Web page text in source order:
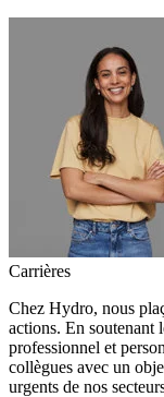
Carrières
Chez Hydro, nous
actions. En soutenant
professionnel et
collègues avec un
urgents de nos